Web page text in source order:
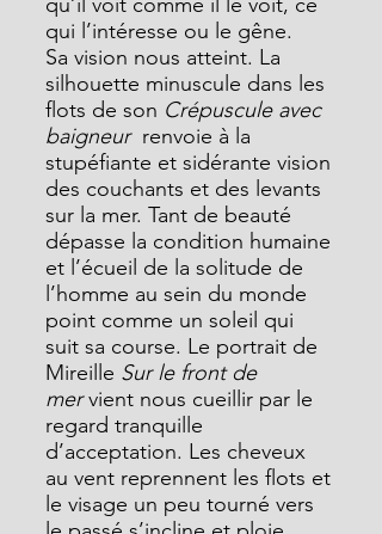
qui l’intéresse ou le gêne.
Sa vision nous atteint. La
silhouette minuscule dans les
flots de son Crépuscule avec
baigneur renvoie à la
stupéfiante et sidérante vision
des couchants et des levants
sur la mer. Tant de beauté
dépasse la condition humaine
et l’écueil de la solitude de
l’homme au sein du monde
point comme un soleil qui
suit sa course. Le portrait de
Mireille Sur le front de
mer vient nous cueillir par le
regard tranquille
d’acceptation. Les cheveux
au vent reprennent les flots et
le visage un peu tourné vers